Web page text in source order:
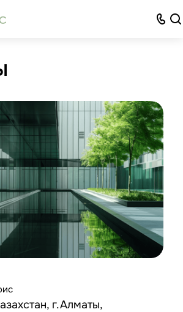
г.Алматы,